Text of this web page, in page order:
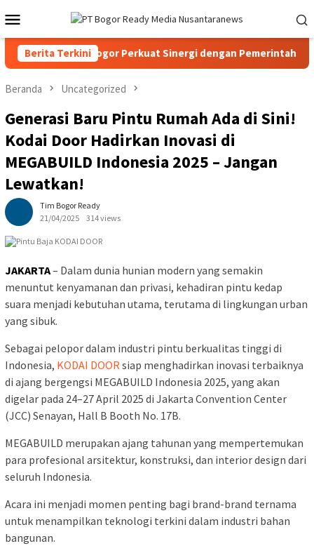
ke
kontenMobile
Berita Terkini
PPAD Kota Bogor Perkuat Sinergi dengan Pemerintah dan
Beranda Uncategorized
Generasi Baru Pintu Rumah Ada di Sini!
Kodai Door Hadirkan Inovasi di
MEGABUILD Indonesia 2025 – Jangan
Lewatkan!
Tim Bogor Ready
21/04/2025
314 views
JAKARTA– Dalam dunia hunian modern yang semakin
menuntut kenyamanan dan privasi, kehadiran pintu kedap
suara menjadi kebutuhan utama, terutama di lingkungan urban
yang sibuk.
Sebagai pelopor dalam industri pintu berkualitas tinggi di
Indonesia, KODAI DOORsiap menghadirkan inovasi terbaiknya
di ajang bergengsi MEGABUILD Indonesia 2025, yang akan
digelar pada 24–27 April 2025 di Jakarta Convention Center
(JCC) Senayan, Hall B Booth No. 17B.
MEGABUILD merupakan ajang tahunan yang mempertemukan
para profesional arsitektur, konstruksi, dan interior design dari
seluruh Indonesia.
Acara ini menjadi momen penting bagi brand-brand ternama
untuk menampilkan teknologi terkini dalam industri bahan
bangunan.